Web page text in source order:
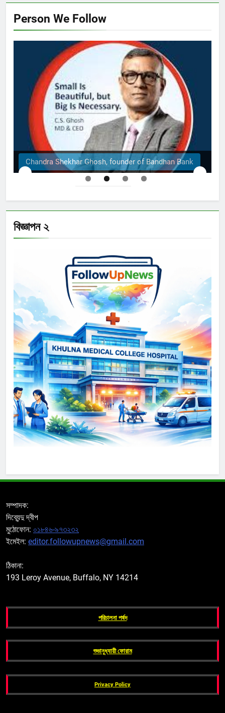
Person We Follow
The Structural Engineers Ltd | Dhaka
বিজ্ঞাপন ২
সম্পাদক:
দিব্যেন্দু দ্বীপ
মুঠোফোন: ০১৮৪৬-৯৭৩২৩২
ইমেইল: editor.followupnews@gmail.com
ঠিকানা:
193 Leroy Avenue, Buffalo, NY 14214
পরিচালনা পর্ষদ
শুভানুধ্যায়ী ফোরাম
Privacy Policy